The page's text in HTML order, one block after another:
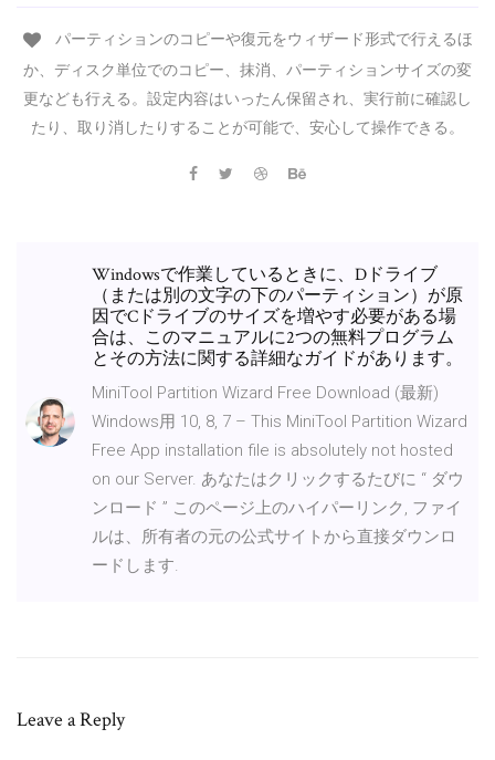
パーティションのコピーや復元をウィザード形式で行えるほ
か、ディスク単位でのコピー、抹消、パーティションサイズの変
更なども行える。設定内容はいったん保留され、実行前に確認し
たり、取り消したりすることが可能で、安心して操作できる。
Windowsで作業しているときに、Dドライブ
（または別の文字の下のパーティション）が原
因でCドライブのサイズを増やす必要がある場
合は、このマニュアルに2つの無料プログラム
とその方法に関する詳細なガイドがあります。
MiniTool Partition Wizard Free Download (最新)
Windows用 10, 8, 7 – This MiniTool Partition Wizard
Free App installation file is absolutely not hosted
on our Server. あなたはクリックするたびに “ ダウ
ンロード ” このページ上のハイパーリンク, ファイ
ルは、所有者の元の公式サイトから直接ダウンロ
ードします.
Leave a Reply